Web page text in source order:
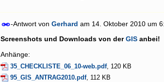
-Antwort von Gerhard am 14. Oktober 2010 um
Screenshots und Downloads von derGIS anbei!
Anhänge:
35_CHECKLISTE_06_10-web.pdf, 120 KB
95_GIS_ANTRAG2010.pdf, 112 KB